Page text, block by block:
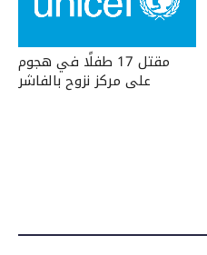
مقتل 17 طفلًا في هجوم
على مركز نزوح بالفاشر